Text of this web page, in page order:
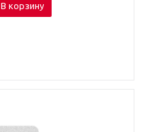
В корзину